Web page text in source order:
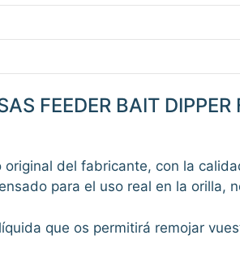
FEEDER BAIT
original del fabricante, con la
para el uso real en la orilla,
que os permitirá remojar